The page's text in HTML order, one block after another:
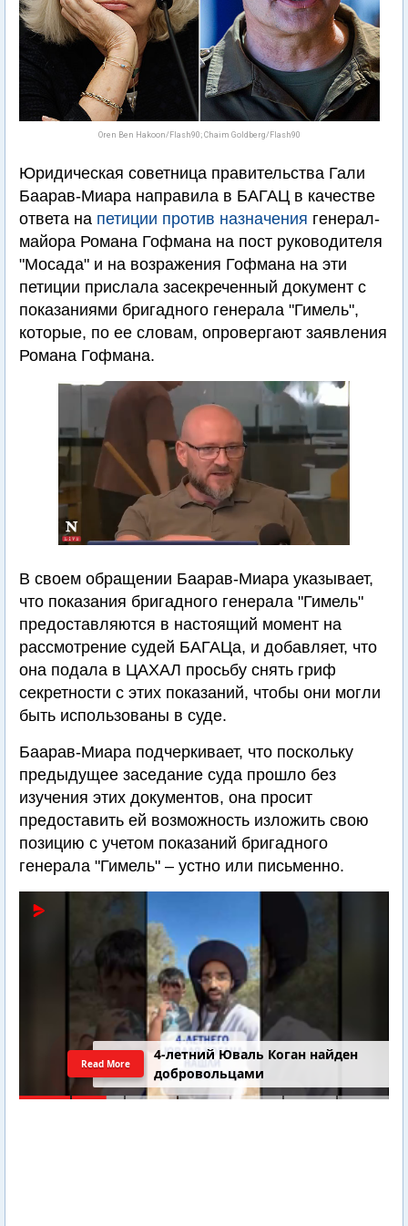
Oren Ben Hakoon/Flash90; Chaim Goldberg/Flash90
Юридическая советница правительства Гали
Баарав-Миара направила в БАГАЦ в качестве
ответа на петиции против назначения генерал-
майора Романа Гофмана на пост руководителя
"Мосада" и на возражения Гофмана на эти
петиции прислала засекреченный документ с
показаниями бригадного генерала "Гимель",
которые, по ее словам, опровергают заявления
Романа Гофмана.
В своем обращении Баарав-Миара указывает,
что показания бригадного генерала "Гимель"
предоставляются в настоящий момент на
рассмотрение судей БАГАЦа, и добавляет, что
она подала в ЦАХАЛ просьбу снять гриф
секретности с этих показаний, чтобы они могли
быть использованы в суде.
Баарав-Миара подчеркивает, что поскольку
предыдущее заседание суда прошло без
изучения этих документов, она просит
предоставить ей возможность изложить свою
позицию с учетом показаний бригадного
генерала "Гимель" – устно или письменно.
4-летний Юваль Коган найден
добровольцами
Read More